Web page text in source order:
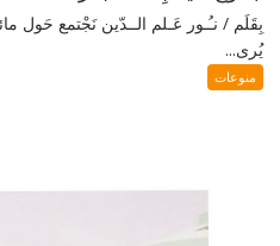
بِقَلَم / نـُـور عَـلم الــدّين نَجْتمع حَول
يُرى...
منوعات